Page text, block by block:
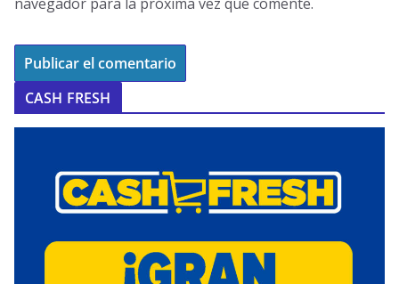
CASH FRESH